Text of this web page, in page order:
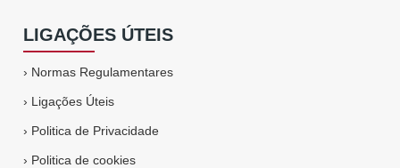
LIGAÇÕES ÚTEIS
› Normas Regulamentares
› Ligações Úteis
› Politica de Privacidade
› Politica de cookies